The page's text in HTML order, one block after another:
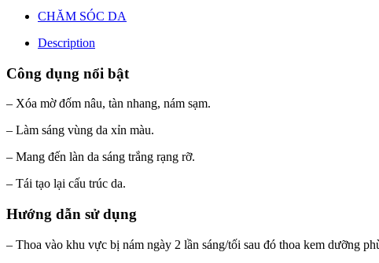
CHĂM SÓC DA
Description
Công dụng nổi bật
– Xóa mờ đốm nâu, tàn nhang, nám sạm.
– Làm sáng vùng da xỉn màu.
– Mang đến làn da sáng trắng rạng rỡ.
– Tái tạo lại cấu trúc da.
Hướng dẫn sử dụng
– Thoa vào khu vực bị nám ngày 2 lần sáng/tối sau đó thoa kem dưỡng